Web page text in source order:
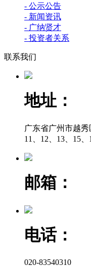
- 公示公告
- 新闻资讯
- 广纳贤才
- 投资者关系
联系我们
地址：
广东省广州市越秀
11、12、13、15
邮箱：
电话：
020-83540310